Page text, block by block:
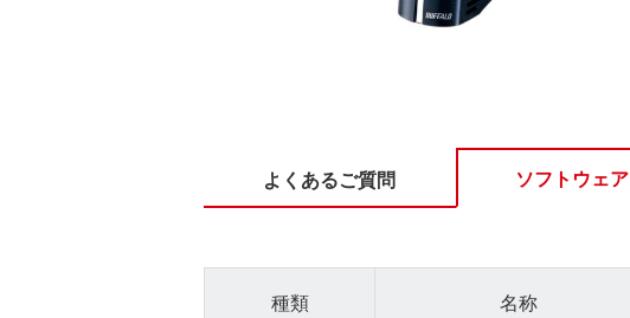
よくあるご質問 ソフトウェア
種類 名称